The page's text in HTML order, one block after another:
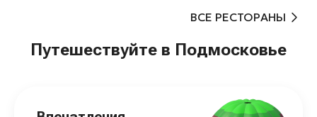
ВСЕ РЕСТОРАНЫ
Путешествуйте в Подмосковье